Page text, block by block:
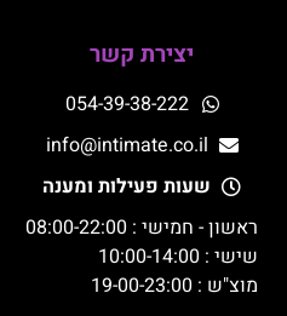
יצירת קשר
054-39-38-222
info@intimate.co.il
שעות פעילות ומענה
ראשון - חמישי : 08:00-22:00
שישי : 10:00-14:00
מוצ"ש : 19-00-23:00